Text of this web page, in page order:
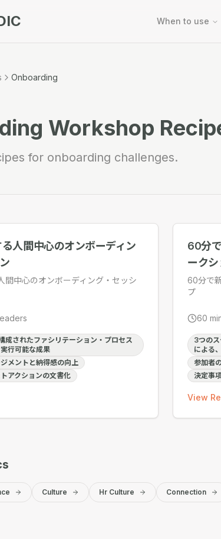
When to use
Onboarding
Workshop
for onboarding challenges.
人間中心のオンボーディン
間中心のオンボーディング・セッシ
成されたファシリテーション・プロセス
行可能な成果
メントと納得感の向上
アクションの文書化
60分
ーク
60分で
プ
60
3つの
による
参加者
決定事
View
Culture Hr Culture Connection